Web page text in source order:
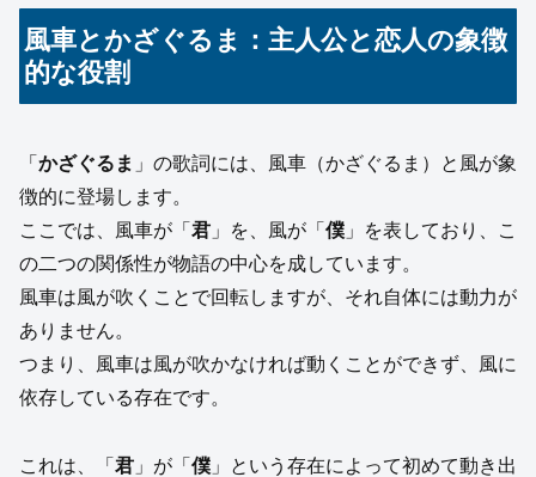
風車とかざぐるま：主人公と恋人の象徴
的な役割
「 かざぐるま 」の歌詞には、風車（かざぐるま）と風が象
徴的に登場します。
ここでは、風車が「 君 」を、風が「 僕 」を表しており、こ
の二つの関係性が物語の中心を成しています。
風車は風が吹くことで回転しますが、それ自体には動力が
ありません。
つまり、風車は風が吹かなければ動くことができず、風に
依存している存在です。
これは、「 君 」が「 僕 」という存在によって初めて動き出